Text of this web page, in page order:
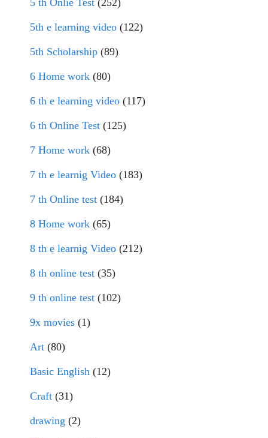
5th e learning video (122)
5th Scholarship (89)
6 Home work (80)
6 th e learning video (117)
6 th Online Test (125)
7 Home work (68)
7 th e learnig Video (183)
7 th Online test (184)
8 Home work (65)
8 th e learnig Video (212)
8 th online test (35)
9 th online test (102)
9x movies (1)
Art (80)
Basic English (12)
Craft (31)
drawing (2)